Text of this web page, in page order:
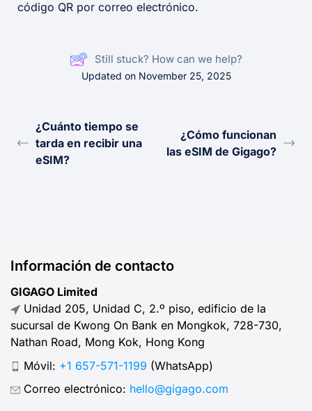
código QR por correo electrónico.
Still stuck? How can we help?
Updated on November 25, 2025
¿Cuánto tiempo se
tarda en recibir una
eSIM?
¿Cómo funcionan
las eSIM de Gigago?
Información de contacto
GIGAGO Limited
Unidad 205, Unidad C, 2.º piso, edificio de la
sucursal de Kwong On Bank en Mongkok, 728-730,
Nathan Road, Mong Kok, Hong Kong
Móvil: +1 657-571-1199 (WhatsApp)
Correo electrónico: hello@gigago.com